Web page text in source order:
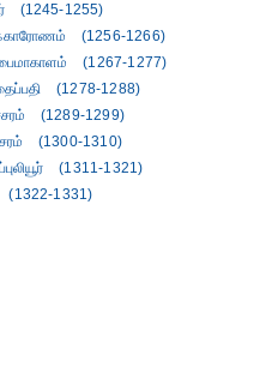
(1245-1255)
(1256-1266)
(1267-1277)
(1278-1288)
(1289-1299)
(1300-1310)
(1311-1321)
(1322-1331)